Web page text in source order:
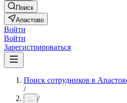
Поиск
Апастово
Войти
Войти
Зарегистрироваться
Поиск сотрудников в
/
... /